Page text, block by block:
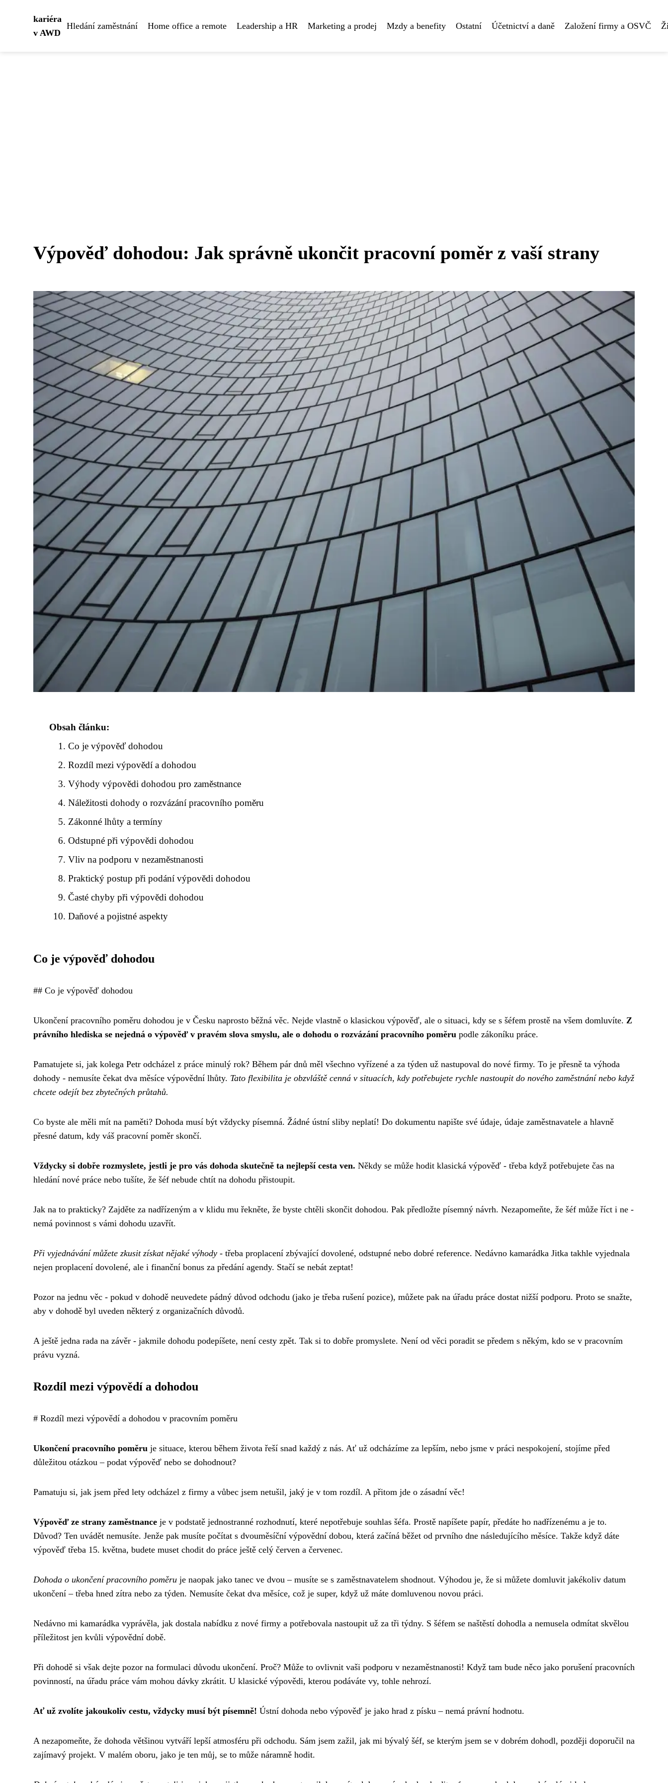
kariéra
v AWD
Hledání zaměstnání Home office a remote Leadership a HR Marketing a prodej Mzdy a benefity Ostatní Účetnictví a daně Založení firmy a OSVČ
Výpověď dohodou: Jak správně ukončit pracovní poměr z vaší strany
Obsah článku:
Co je výpověď dohodou
Rozdíl mezi výpovědí a dohodou
Výhody výpovědi dohodou pro zaměstnance
Náležitosti dohody o rozvázání pracovního poměru
Zákonné lhůty a termíny
Odstupné při výpovědi dohodou
Vliv na podporu v nezaměstnanosti
Praktický postup při podání výpovědi dohodou
Časté chyby při výpovědi dohodou
Daňové a pojistné aspekty
Co je výpověď dohodou
## Co je výpověď dohodou
Ukončení pracovního poměru dohodou je v Česku naprosto běžná věc. Nejde vlastně o klasickou výpověď, ale o situaci, kdy se s šéfem prostě na všem domluvíte. Z
právního hlediska se nejedná o výpověď v pravém slova smyslu, ale o dohodu o rozvázání pracovního poměru podle zákoníku práce.
Pamatujete si, jak kolega Petr odcházel z práce minulý rok? Během pár dnů měl všechno vyřízené a za týden už nastupoval do nové firmy. To je přesně ta výhoda
dohody - nemusíte čekat dva měsíce výpovědní lhůty. Tato flexibilita je obzvláště cenná v situacích, kdy potřebujete rychle nastoupit do nového zaměstnání nebo když
chcete odejít bez zbytečných průtahů.
Co byste ale měli mít na paměti? Dohoda musí být vždycky písemná. Žádné ústní sliby neplatí! Do dokumentu napište své údaje, údaje zaměstnavatele a hlavně
přesné datum, kdy váš pracovní poměr skončí.
Vždycky si dobře rozmyslete, jestli je pro vás dohoda skutečně ta nejlepší cesta ven. Někdy se může hodit klasická výpověď - třeba když potřebujete čas na
hledání nové práce nebo tušíte, že šéf nebude chtít na dohodu přistoupit.
Jak na to prakticky? Zajděte za nadřízeným a v klidu mu řekněte, že byste chtěli skončit dohodou. Pak předložte písemný návrh. Nezapomeňte, že šéf může říct i ne -
nemá povinnost s vámi dohodu uzavřít.
Při vyjednávání můžete zkusit získat nějaké výhody - třeba proplacení zbývající dovolené, odstupné nebo dobré reference. Nedávno kamarádka Jitka takhle vyjednala
nejen proplacení dovolené, ale i finanční bonus za předání agendy. Stačí se nebát zeptat!
Pozor na jednu věc - pokud v dohodě neuvedete pádný důvod odchodu (jako je třeba rušení pozice), můžete pak na úřadu práce dostat nižší podporu. Proto se snažte,
aby v dohodě byl uveden některý z organizačních důvodů.
A ještě jedna rada na závěr - jakmile dohodu podepíšete, není cesty zpět. Tak si to dobře promyslete. Není od věci poradit se předem s někým, kdo se v pracovním
právu vyzná.
Rozdíl mezi výpovědí a dohodou
# Rozdíl mezi výpovědí a dohodou v pracovním poměru
Ukončení pracovního poměru je situace, kterou během života řeší snad každý z nás. Ať už odcházíme za lepším, nebo jsme v práci nespokojení, stojíme před
důležitou otázkou – podat výpověď nebo se dohodnout?
Pamatuju si, jak jsem před lety odcházel z firmy a vůbec jsem netušil, jaký je v tom rozdíl. A přitom jde o zásadní věc!
Výpověď ze strany zaměstnance je v podstatě jednostranné rozhodnutí, které nepotřebuje souhlas šéfa. Prostě napíšete papír, předáte ho nadřízenému a je to.
Důvod? Ten uvádět nemusíte. Jenže pak musíte počítat s dvouměsíční výpovědní dobou, která začíná běžet od prvního dne následujícího měsíce. Takže když dáte
výpověď třeba 15. května, budete muset chodit do práce ještě celý červen a červenec.
Dohoda o ukončení pracovního poměru je naopak jako tanec ve dvou – musíte se s zaměstnavatelem shodnout. Výhodou je, že si můžete domluvit jakékoliv datum
ukončení – třeba hned zítra nebo za týden. Nemusíte čekat dva měsíce, což je super, když už máte domluvenou novou práci.
Nedávno mi kamarádka vyprávěla, jak dostala nabídku z nové firmy a potřebovala nastoupit už za tři týdny. S šéfem se naštěstí dohodla a nemusela odmítat skvělou
příležitost jen kvůli výpovědní době.
Při dohodě si však dejte pozor na formulaci důvodu ukončení. Proč? Může to ovlivnit vaši podporu v nezaměstnanosti! Když tam bude něco jako porušení pracovních
povinností, na úřadu práce vám mohou dávky zkrátit. U klasické výpovědi, kterou podáváte vy, tohle nehrozí.
Ať už zvolíte jakoukoliv cestu, vždycky musí být písemně! Ústní dohoda nebo výpověď je jako hrad z písku – nemá právní hodnotu.
A nezapomeňte, že dohoda většinou vytváří lepší atmosféru při odchodu. Sám jsem zažil, jak mi bývalý šéf, se kterým jsem se v dobrém dohodl, později doporučil na
zajímavý projekt. V malém oboru, jako je ten můj, se to může náramně hodit.